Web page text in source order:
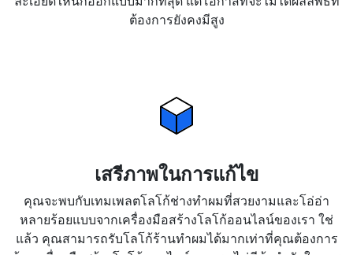
ต้องการยังคงมีสูง
เสรีภาพในการแก้ไข
คุณจะพบกับเทมเพลตโลโก้ช่างทำผมที่สวยงามและโอ่อ่า
หลายร้อยแบบจากเครื่องมือสร้างโลโก้ออนไลน์ของเรา ใช่
แล้ว คุณสามารถรับโลโก้ร้านทำผมได้มากเท่าที่คุณต้องการ